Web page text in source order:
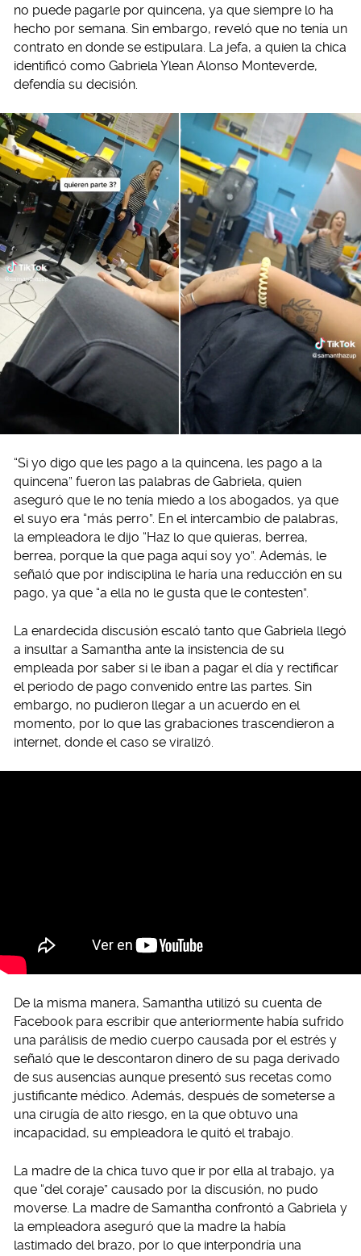
no puede pagarle por quincena, ya que siempre lo ha
hecho por semana. Sin embargo, reveló que no tenía un
contrato en donde se estipulara. La jefa, a quien la chica
identificó como Gabriela Ylean Alonso Monteverde,
defendía su decisión.
“Si yo digo que les pago a la quincena, les pago a la
quincena” fueron las palabras de Gabriela, quien
aseguró que le no tenía miedo a los abogados, ya que
el suyo era “más perro”. En el intercambio de palabras,
la empleadora le dijo “Haz lo que quieras, berrea,
berrea, porque la que paga aquí soy yo”. Además, le
señaló que por indisciplina le haría una reducción en su
pago, ya que “a ella no le gusta que le contesten”.
La enardecida discusión escaló tanto que Gabriela llegó
a insultar a Samantha ante la insistencia de su
empleada por saber si le iban a pagar el día y rectificar
el periodo de pago convenido entre las partes. Sin
embargo, no pudieron llegar a un acuerdo en el
momento, por lo que las grabaciones trascendieron a
internet, donde el caso se viralizó.
De la misma manera, Samantha utilizó su cuenta de
Facebook para escribir que anteriormente había sufrido
una parálisis de medio cuerpo causada por el estrés y
señaló que le descontaron dinero de su paga derivado
de sus ausencias aunque presentó sus recetas como
justificante médico. Además, después de someterse a
una cirugía de alto riesgo, en la que obtuvo una
incapacidad, su empleadora le quitó el trabajo.
La madre de la chica tuvo que ir por ella al trabajo, ya
que “del coraje” causado por la discusión, no pudo
moverse. La madre de Samantha confrontó a Gabriela y
la empleadora aseguró que la madre la había
lastimado del brazo, por lo que interpondría una